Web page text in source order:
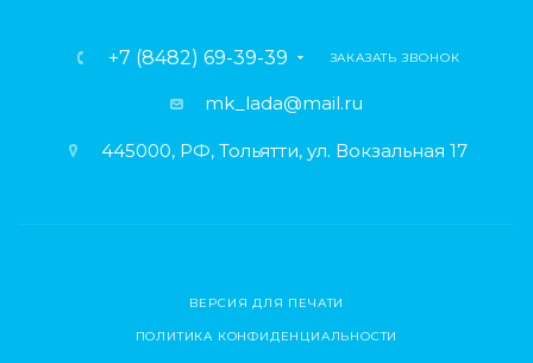
+7 (8482) 69-39-39 ЗАКАЗАТЬ ЗВОНОК
mk_lada@mail.ru
445000, РФ, Тольятти, ул. Вокзальная 17
ВЕРСИЯ ДЛЯ ПЕЧАТИ
ПОЛИТИКА КОНФИДЕНЦИАЛЬНОСТИ